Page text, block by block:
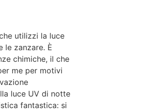
utilizzi la luce
le zanzare. È
chimiche, il che
me per motivi
luce UV di notte
fantastica: si